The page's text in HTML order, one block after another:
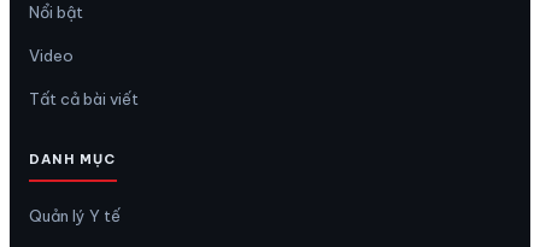
Nổi bật
Video
Tất cả bài viết
DANH MỤC
Quản lý Y tế